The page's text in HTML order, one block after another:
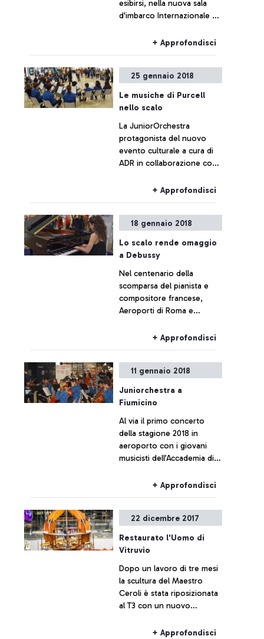
esibirsi, nella nuova sala
d'imbarco Internazionale E,
+ Approfondisci
25 gennaio 2018
Le musiche di Purcell
nello scalo
La JuniorOrchestra
protagonista del nuovo
evento culturale a cura di
ADR in collaborazione con
+ Approfondisci
18 gennaio 2018
Lo scalo rende omaggio
a Debussy
Nel centenario della
scomparsa del pianista e
compositore francese,
Aeroporti di Roma e
Santa Cecilia hanno reso
omaggio all’autore con un
doppio concerto al
pianoforte.
+ Approfondisci
11 gennaio 2018
Juniorchestra a
Fiumicino
Al via il primo concerto
della stagione 2018 in
aeroporto con i giovani
musicisti dell’Accademia di
+ Approfondisci
22 dicembre 2017
Restaurato l'Uomo di
Vitruvio
Dopo un lavoro di tre mesi
la scultura del Maestro
Ceroli è stata riposizionata
al T3 con un nuovo
viaggio della sonda
+ Approfondisci